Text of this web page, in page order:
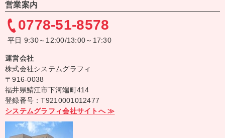
営業案内
0778-51-8578
平日 9:30～12:00/13:00～17:30
運営会社
株式会社システムグラフィ
〒916-0038
福井県鯖江市下河端町414
登録番号：T9210001012477
システムグラフィ会社サイトへ ≫